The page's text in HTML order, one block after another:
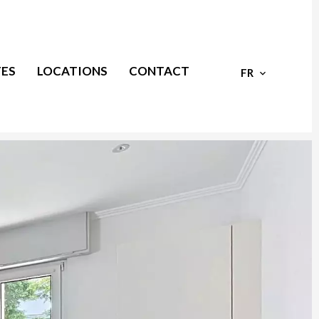
LOCATIONS CONTACT FR